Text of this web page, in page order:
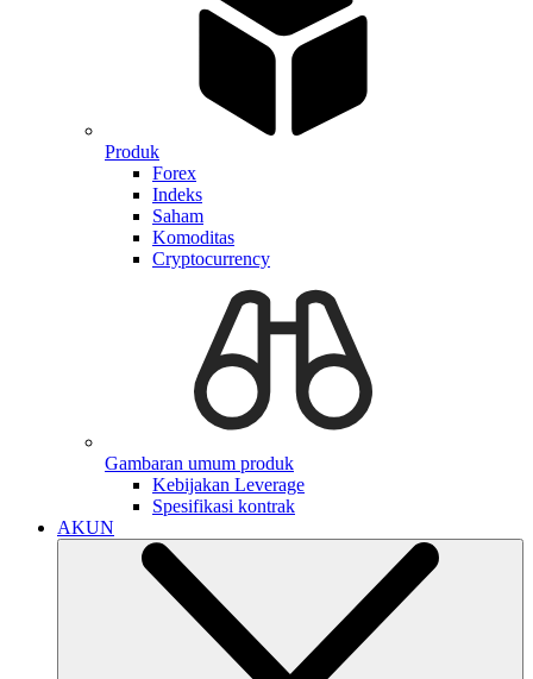
Produk
Forex
Indeks
Saham
Komoditas
Cryptocurrency
Gambaran umum produk
Kebijakan Leverage
Spesifikasi kontrak
AKUN